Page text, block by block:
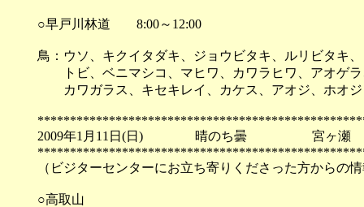
○早戸川林道 8:00～12:00
鳥：ウソ、キクイタダキ、ジョウビタキ、ルリビタキ
トビ、ベニマシコ、マヒワ、カワラヒワ、アオゲラ
カワガラス、キセキレイ、カケス、アオジ、ホオジ
2009年1月11日(日) 晴のち曇 宮ヶ瀬
（ビジターセンターにお立ち寄りくださった方からの
○高取山